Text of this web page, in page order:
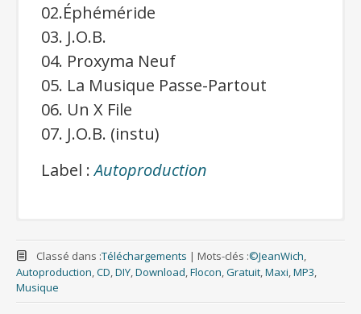
02.Éphéméride
03. J.O.B.
04. Proxyma Neuf
05. La Musique Passe-Partout
06. Un X File
07. J.O.B. (instu)
Label :Autoproduction
Cliquer pour télécharger gratuitement
(format mp3 320kbps + jaquettes)
Classé dans :Téléchargements | Mots-clés :©JeanWich
Autoproduction CD DIY Download Flocon Gratuit Maxi MP3
Musique